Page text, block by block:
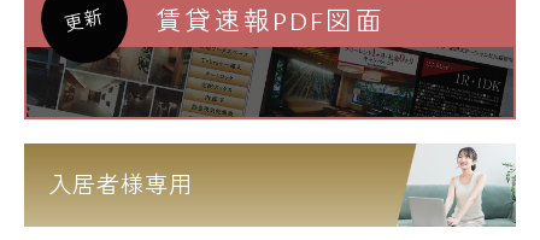
更新 賃貸速報PDF図面
入居者様専用